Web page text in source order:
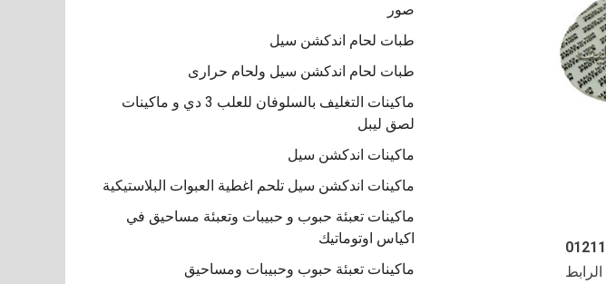
صور
طبات لحام اندكشن سيل
طبات لحام اندكشن سيل ولحام حرارى
ماكينات التغليف بالسلوفان للعلب 3 دي و ماكينات
لصق ليبل
ماكينات اندكشن سيل
ماكينات اندكشن سيل تلحم اغطية العبوات البلاستيكية
ماكينات تعبئة حبوب و حبيبات وتعبئة مساحيق في
اكياس اوتوماتيك
ماكينات تعبئة حبوب وحبيبات ومساحيق